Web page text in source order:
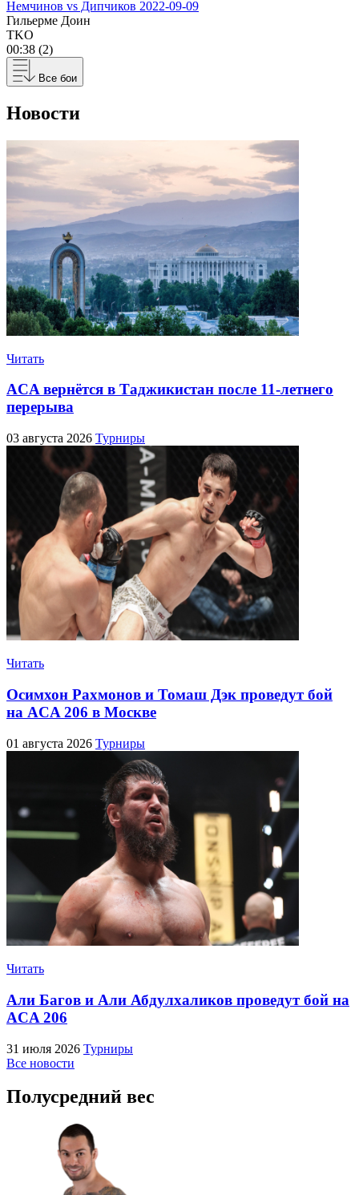
Немчинов vs Дипчиков 2022-09-09
Гильерме Доин
TKO
00:38 (2)
Все бои
Новости
Читать
ACA вернётся в Таджикистан после 11-летнего
перерыва
03 августа 2026 Турниры
Читать
Осимхон Рахмонов и Томаш Дэк проведут бой
на ACA 206 в Москве
01 августа 2026 Турниры
Читать
Али Багов и Али Абдулхаликов проведут бой на
ACA 206
31 июля 2026 Турниры
Все новости
Полусредний вес